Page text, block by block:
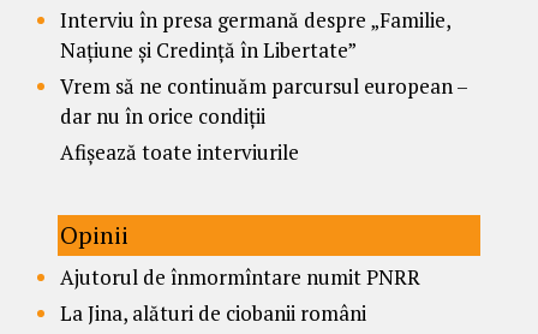
Interviu în presa germană despre „Familie,
Națiune și Credință în Libertate”
Vrem să ne continuăm parcursul european –
dar nu în orice condiții
Afișează toate interviurile
Opinii
Ajutorul de înmormîntare numit PNRR
La Jina, alături de ciobanii români